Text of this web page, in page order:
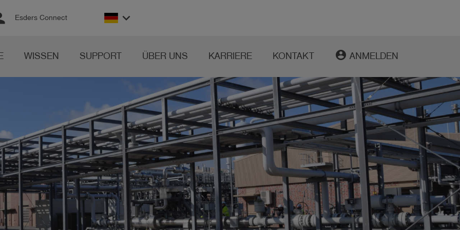
Esders Connect keyboard_arrow_down
WISSEN SUPPORT ÜBER UNS KARRIERE KONTAKT account_circle ANMELDEN